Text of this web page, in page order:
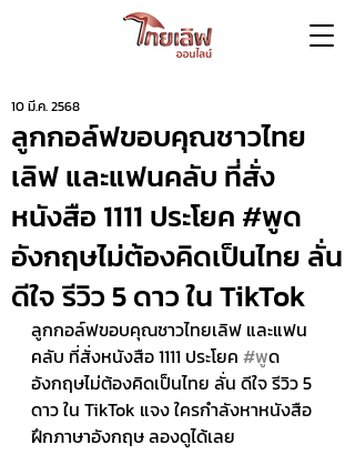
ลูกกอล์ฟขอบคุณชาวไทย
เลิฟ และแฟนคลับ ที่สั่ง
หนังสือ 1111 ประโยค #พูด
อังกฤษไม่ต้องคิดเป็นไทย ลั่น
ดีใจ รีวิว 5 ดาว ใน TikTok
10 มี.ค. 2568
ลูกกอล์ฟขอบคุณชาวไทยเลิฟ และแฟน
คลับ ที่สั่งหนังสือ 1111 ประโยค #พูด
อังกฤษไม่ต้องคิดเป็นไทย ลั่น ดีใจ รีวิว 5
ดาว ใน TikTok แจง ใครกำลังหาหนังสือ
ฝึกภาษาอังกฤษ ลองดูได้เลย